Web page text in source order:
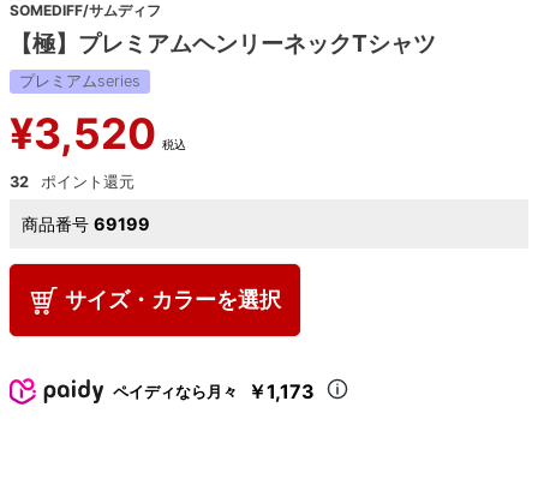
SOMEDIFF/サムディフ
【極】プレミアムヘンリーネックTシャツ
プレミアムseries
¥3,520 税込
32
商品番号 69199
サイズ・カラーを選択
ペイディなら月々 ￥1,173